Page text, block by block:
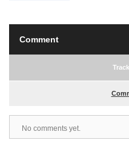
Comment
No comments yet.